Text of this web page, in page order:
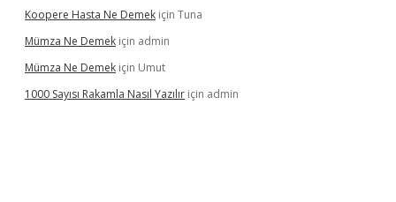
Koopere Hasta Ne Demek için Tuna
Mümza Ne Demek için admin
Mümza Ne Demek için Umut
1000 Sayısı Rakamla Nasıl Yazılır için admin